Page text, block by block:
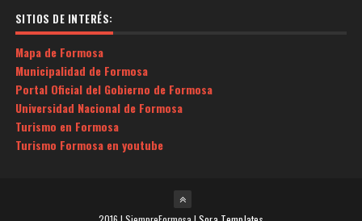
SITIOS DE INTERÉS:
Mapa de Formosa
Municipalidad de Formosa
Portal Oficial del Gobierno de Formosa
Universidad Nacional de Formosa
Turismo en Formosa
Turismo Formosa en youtube